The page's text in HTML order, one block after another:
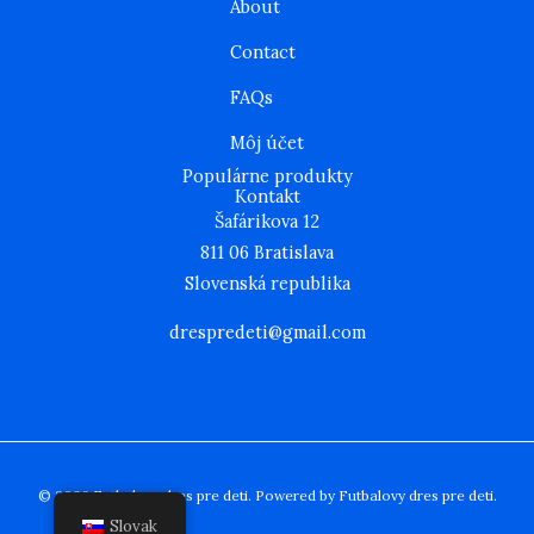
About
Contact
FAQs
Môj účet
Populárne produkty
Kontakt
Šafárikova 12
811 06 Bratislava
Slovenská republika
drespredeti@gmail.com
© 2026 Futbalovy dres pre deti. Powered by Futbalovy dres pre deti.
Slovak